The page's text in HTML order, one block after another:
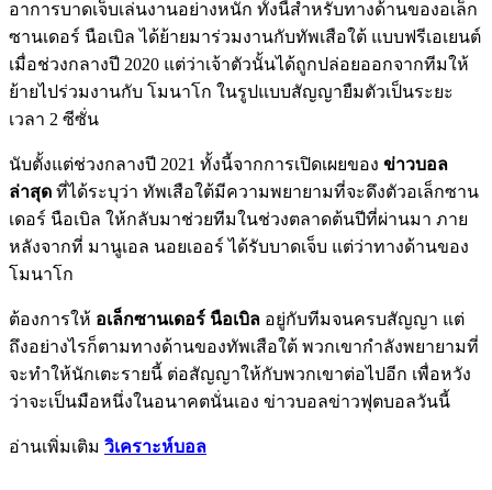
อาการบาดเจ็บเล่นงานอย่างหนัก ทั้งนี้สำหรับทางด้านของอเล็ก
ซานเดอร์ นือเบิล ได้ย้ายมาร่วมงานกับทัพเสือใต้ แบบฟรีเอเยนต์
เมื่อช่วงกลางปี 2020 แต่ว่าเจ้าตัวนั้นได้ถูกปล่อยออกจากทีมให้
ย้ายไปร่วมงานกับ โมนาโก ในรูปแบบสัญญายืมตัวเป็นระยะ
เวลา 2 ซีซั่น
นับตั้งแต่ช่วงกลางปี 2021 ทั้งนี้จากการเปิดเผยของ ข่าวบอล
ล่าสุด ที่ได้ระบุว่า ทัพเสือใต้มีความพยายามที่จะดึงตัวอเล็กซาน
เดอร์ นือเบิล ให้กลับมาช่วยทีมในช่วงตลาดต้นปีที่ผ่านมา ภาย
หลังจากที่ มานูเอล นอยเออร์ ได้รับบาดเจ็บ แต่ว่าทางด้านของ
โมนาโก
ต้องการให้ อเล็กซานเดอร์ นือเบิล อยู่กับทีมจนครบสัญญา แต่
ถึงอย่างไรก็ตามทางด้านของทัพเสือใต้ พวกเขากำลังพยายามที่
จะทำให้นักเตะรายนี้ ต่อสัญญาให้กับพวกเขาต่อไปอีก เพื่อหวัง
ว่าจะเป็นมือหนึ่งในอนาคตนั่นเอง ข่าวบอลข่าวฟุตบอลวันนี้
อ่านเพิ่มเติม วิเคราะห์บอล